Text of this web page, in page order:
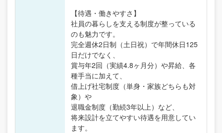
【待遇・働きやすさ】
社員の暮らしを支える制度が整っている
のも魅力です。
完全週休2日制（土日祝）で年間休日125
日だけでなく、
賞与年2回（実績4.8ヶ月分）や昇給、各
種手当に加えて、
借上げ社宅制度（単身・家族どちらも対
象）や
退職金制度（勤続3年以上）など、
将来設計を立てやすい待遇を用意してい
ます。